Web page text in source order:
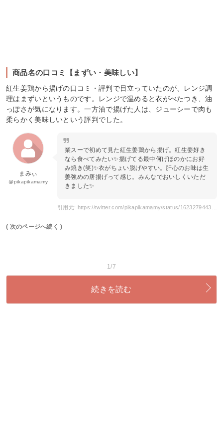
商品名の口コミ【まずい・美味しい】
紅生姜鶏から揚げの口コミ・評判で目立っていたのが、レンジ調
理はまずいというものです。レンジで温めると衣がべたつき、油
っぽさが気になります。一方油で揚げた人は、ジューシーで肉も
柔らかく美味しいという評判でした。
まみぃ
@pikapikamamy
業スーで初めて見た紅生姜鶏から揚げ。紅生姜好き
なら食べてみたい✨揚げてる最中何げほのかにお好
み焼き(笑)✨衣がちょい脱げやすい。肝心のお味は生
姜強めの唐揚げって感じ。みんなでおいしくいただ
きました✨
( 次のページへ続く )
1/7
続きを読む